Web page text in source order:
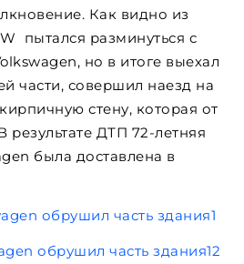
Как видно из
пытался разминуться с
но в итоге выехал
части, совершил наезд на
стену, которая от
результате ДТП 72-летняя
была доставлена в